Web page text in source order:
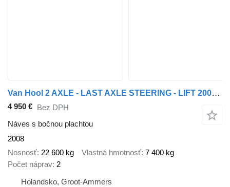
Van Hool 2 AXLE - LAST AXLE STEERING - LIFT 2000KG
4 950 € Bez DPH
Náves s bočnou plachtou
2008
Nosnosť 22 600 kg Vlastná hmotnosť 7 400 kg
Počet náprav 2
Holandsko, Groot-Ammers